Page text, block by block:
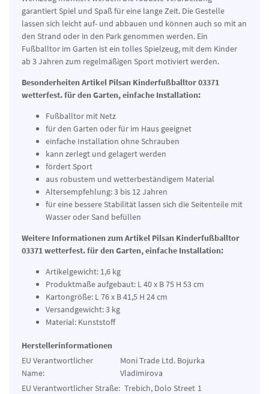
garantiert Spiel und Spaß für eine lange Zeit. Die Gestelle
lassen sich leicht auf- und abbauen und können auch so mit an
den Strand oder in den Park genommen werden. Ein
Fußballtor im Garten ist ein tolles Spielzeug, mit dem Kinder
ab 3 Jahren zum regelmäßigen Sport motiviert werden.
Besonderheiten Artikel Pilsan Kinderfußballtor 03371
wetterfest. für den Garten, einfache Installation:
Fußballtor mit Netz
für den Garten oder für im Haus geeignet
einfache Installation ohne Schrauben
kann zerlegt und gelagert werden
fördert Sport
aus robustem und wetterbeständigem Material
Altersempfehlung: 3 bis 12 Jahren
für eine bessere Stabilität lassen sich die Seitenteile mit
Wasser oder Sand befüllen
Weitere Informationen zum Artikel Pilsan Kinderfußballtor
03371 wetterfest. für den Garten, einfache Installation:
Artikelgewicht: 1,6 kg
Produktmaße aufgebaut: L 40 x B 75 H 53 cm
Kartongröße: L 76 x B 41,5 H 24 cm
Versandgewicht: 3 kg
Material: Kunststoff
Herstellerinformationen
EU Verantwortlicher
Name:
Moni Trade Ltd. Bojurka
Vladimirova
EU Verantwortlicher Straße: Trebich, Dolo Street 1